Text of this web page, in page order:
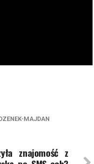
MAJDAN
znajomość z